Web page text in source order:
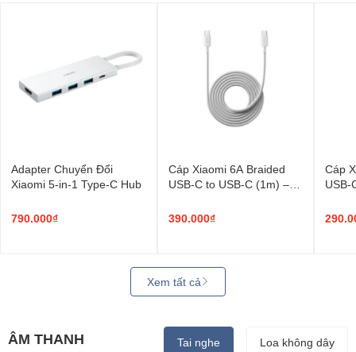
Adapter Chuyển Đổi
Xiaomi 5-in-1 Type-C Hub
790.000₫
Cáp Xiaomi 6A Braided
USB-C to USB-C (1m) –
390.000₫
Cáp
USB-
Xem tất cả
ÂM THANH Tai nghe Loa không dây